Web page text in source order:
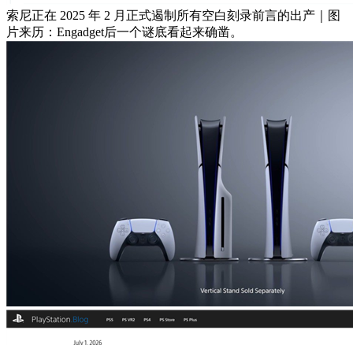
索尼正在 2025 年 2 月正式遏制所有空白刻录前言的出产｜图
片来历：Engadget后一个谜底看起来确凿。